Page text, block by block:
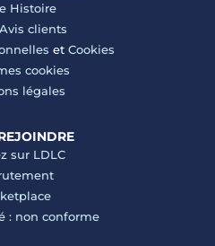
Histoire
Avis clients
et Cookies
cookies
légales
sur LDLC
: non conforme